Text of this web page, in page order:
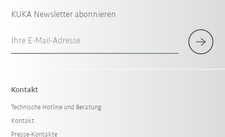
KUKA Newsletter abonnieren
Ihre E-Mail-Adresse
Kontakt
Technische Hotline und Beratung
Kontakt
Presse-Kontakte